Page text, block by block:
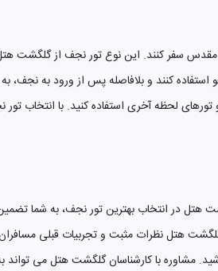
سفر کنند. این نوع تور نجف از گلگشت
کنند و بلافاصله پس از ورود به نجف،
لحظه آخری استفاده کنید. با انتخاب
هتل در انتخاب بهترین تور نجف، به شما
هتل نظرات مثبت و تجربیات قبلی
مشاوره با کارشناسان گلگشت هتل می